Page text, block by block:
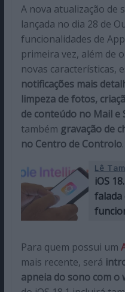
A nova atualização de
lançada no dia 28 de
funcionalidades de
primeira vez, além de
novas características,
notificações mais
limpeza de fotos,
de conteúdo no Mail e
também gravação de
no Centro de Controlo.
Lê
iOS
falada
Para quem possui um
mais recente, será
apneia do sono com o